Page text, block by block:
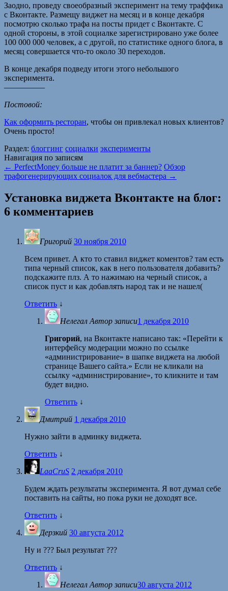
Заодно, проведу своеобразный эксперимент на тему траффика
с Вконтакте. Размещу виджет на месяц и в конце декабря
посмотрю сколько трафа на посты придет с Вконтакте. С
одной стороны, в этой социалке зарегистрировано уже более
100 000 000 человек, а с другой, по статистике одного блога, в
месяц совершается что-то около 30 переходов.
В конце декабря подведу итоги этого небольшого
эксперимента.
—————
Постовой:
Как оформить ресторан, чтобы он привлекал новых клиентов?
Очень просто!
Раздел: блоггинг социалки эксперименты
Навигация по записям
← PerfectMoney больше не платит за баннер? Обзор
трафогенерирующих социалок для вебмастера →
Установка виджета Вконтакте на блог:
6 комментариев
Григорий 30 ноября 2010
Всем привет. А кто то ставил виджет коментов? там есть
типа черный список, как в него пользователя добавить?
подскажите плз. А то нажимаю на черный список, а
список пуст и как добавлять народ так и не нашел(
Ответить ↓
Нелегал Автор записи1 декабря 2010
Григорий, на Вконтакте написано так: «Перейти к
интерфейсу модерации можно по ссылке
«администрирование» в шапке виджета на любой
странице Вашего сайта.» Если не кликали на
ссылку «администрирование», то кликните и там
будет видно.
Ответить ↓
Дмитрий 1 декабря 2010
Нужно зайти в админку виджета.
Ответить ↓
LaaCruS 2 декабря 2010
Будем ждать результаты эксперимента. Я вот думал себе
поставить на сайты, но пока руки не доходят все.
Ответить ↓
Дерзкий 30 августа 2012
Ну и ??? Был результат ???
Ответить ↓
Нелегал Автор записи30 августа 2012